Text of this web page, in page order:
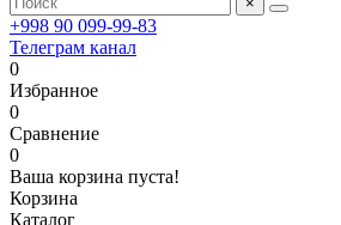
+998 90 099-99-83
Телеграм канал
0
Избранное
0
Сравнение
0
Ваша корзина пуста!
Корзина
Каталог